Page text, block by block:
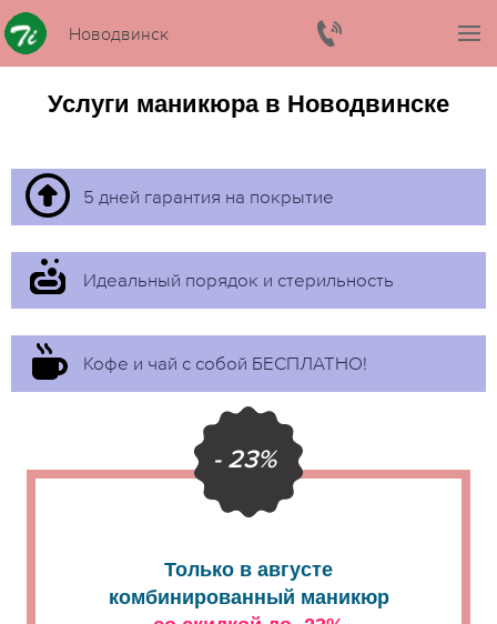
Новодвинск
Услуги маникюра в Новодвинске
5 дней гарантия на покрытие
Идеальный порядок и стерильность
Кофе и чай с собой БЕСПЛАТНО!
- 23%
Только в августе
комбинированный маникюр